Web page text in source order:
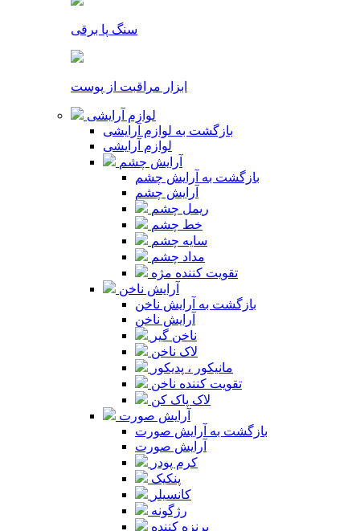
سنگ پا برقی
ابزار مراقبت از پوست
لوازم آرایشی
بازگشت به لوازم آرایشی
لوازم آرایشی
آرایش چشم
بازگشت به آرایش چشم
آرایش چشم
ریمل چشم
خط چشم
سایه چشم
مداد چشم
تقویت کننده مژه
آرایش ناخن
بازگشت به آرایش ناخن
آرایش ناخن
ناخن گیر
لاک ناخن
مانیکور ، پدیکور
تقویت کننده ناخن
لاک پاک کن
آرایش صورت
بازگشت به آرایش صورت
آرایش صورت
کرم پودر
پنکیک
کانسیلر
رژگونه
برنزه کننده